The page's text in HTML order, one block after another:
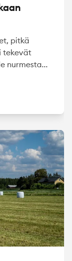
pitkä
tekevät
nurmesta...